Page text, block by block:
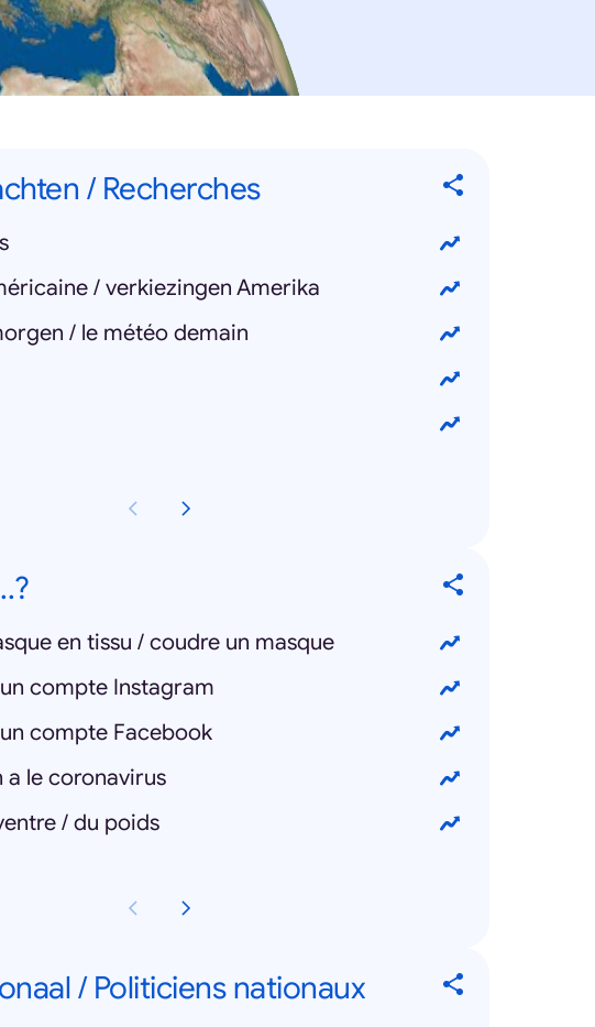
/ Recherches
/ verkiezingen Amerika
/ le météo demain
en tissu / coudre un masque
compte Instagram
compte Facebook
a le coronavirus
/ du poids
/ Politiciens nationaux